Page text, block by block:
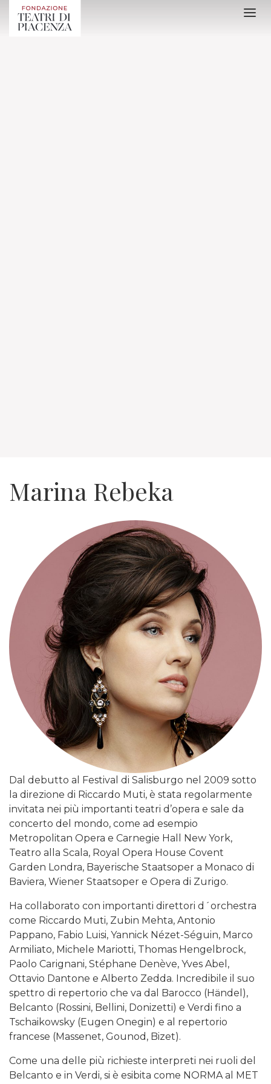
Marina Rebeka
Dal debutto al Festival di Salisburgo nel 2009 sotto
la direzione di Riccardo Muti, è stata regolarmente
invitata nei più importanti teatri d’opera e sale da
concerto del mondo, come ad esempio
Metropolitan Opera e Carnegie Hall New York,
Teatro alla Scala, Royal Opera House Covent
Garden Londra, Bayerische Staatsoper a Monaco di
Baviera, Wiener Staatsoper e Opera di Zurigo.
Ha collaborato con importanti direttori d´orchestra
come Riccardo Muti, Zubin Mehta, Antonio
Pappano, Fabio Luisi, Yannick Nézet-Séguin, Marco
Armiliato, Michele Mariotti, Thomas Hengelbrock,
Paolo Carignani, Stéphane Denève, Yves Abel,
Ottavio Dantone e Alberto Zedda. Incredibile il suo
spettro di repertorio che va dal Barocco (Händel),
Belcanto (Rossini, Bellini, Donizetti) e Verdi fino a
Tschaikowsky (Eugen Onegin) e al repertorio
francese (Massenet, Gounod, Bizet).
Come una delle più richieste interpreti nei ruoli del
Belcanto e in Verdi, si è esibita come NORMA al MET